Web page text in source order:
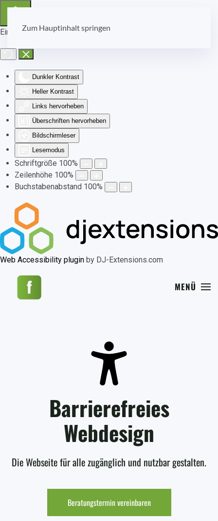
Eingabehilfen öffnen
Dunkler Kontrast
Heller Kontrast
Links hervorheben
Überschriften hervorheben
Bildschirmleser
Lesemodus
Schriftgröße 100%
Zeilenhöhe 100%
Buchstabenabstand 100%
Web Accessibility plugin by DJ-Extensions.com
Zum Hauptinhalt springen
MENÜ
Barrierefreies
Webdesign
Die Webseite für alle zugänglich und nutzbar gestalten.
Beratungstermin vereinbaren